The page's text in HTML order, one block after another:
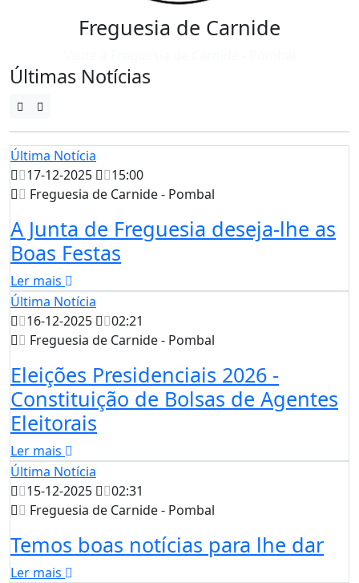
Freguesia de Carnide
Últimas Notícias
Última Notícia
17-12-2025
15:00
Freguesia de Carnide - Pombal
A Junta de Freguesia deseja-lhe as
Boas Festas
Ler mais
Última Notícia
16-12-2025
02:21
Freguesia de Carnide - Pombal
Eleições Presidenciais 2026 -
Constituição de Bolsas de Agentes
Eleitorais
Ler mais
Última Notícia
15-12-2025
02:31
Freguesia de Carnide - Pombal
Temos boas notícias para lhe dar
Ler mais